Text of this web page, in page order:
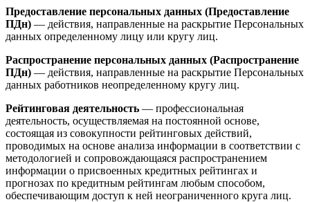
Предоставление персональных данных (Предоставление
ПДн) — действия, направленные на раскрытие Персональных
данных определенному лицу или кругу лиц.
Распространение персональных данных (Распространение
ПДн) — действия, направленные на раскрытие Персональных
данных работников неопределенному кругу лиц.
Рейтинговая деятельность — профессиональная
деятельность, осуществляемая на постоянной основе,
состоящая из совокупности рейтинговых действий,
проводимых на основе анализа информации в соответствии с
методологией и сопровождающаяся распространением
информации о присвоенных кредитных рейтингах и
прогнозах по кредитным рейтингам любым способом,
обеспечивающим доступ к ней неограниченного круга лиц.